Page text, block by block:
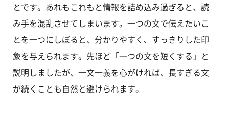
とです。あれもこれもと情報を詰め込み過ぎると、読
み手を混乱させてしまいます。一つの文で伝えたいこ
とを一つにしぼると、分かりやすく、すっきりした印
象を与えられます。先ほど「一つの文を短くする」と
説明しましたが、一文一義を心がければ、長すぎる文
が続くことも自然と避けられます。